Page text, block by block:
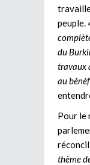
peuple.
du
travaux
au
Pour le
thème